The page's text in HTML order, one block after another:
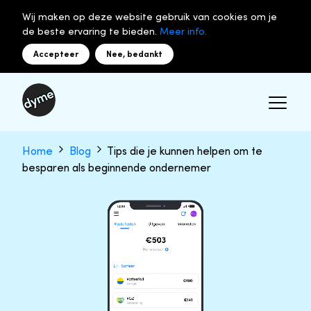
Wij maken op deze website gebruik van cookies om je
de beste ervaring te bieden. Meer info.
Accepteer Nee, bedankt
Home Blog
Tips die je kunnen helpen om te
besparen als beginnende ondernemer